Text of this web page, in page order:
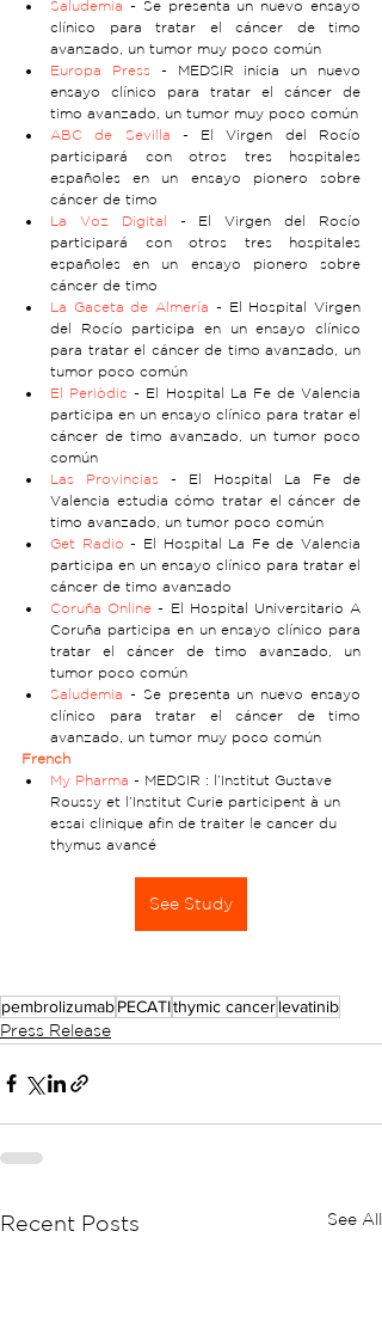
Saludemia - Se presenta un nuevo ensayo
clínico para tratar el cáncer de timo
avanzado, un tumor muy poco común
Europa Press - MEDSIR inicia un nuevo
ensayo clínico para tratar el cáncer de
timo avanzado, un tumor muy poco común
ABC de Sevilla - El Virgen del Rocío
participará con otros tres hospitales
españoles en un ensayo pionero sobre
cáncer de timo
La Voz Digital - El Virgen del Rocío
participará con otros tres hospitales
españoles en un ensayo pionero sobre
cáncer de timo
La Gaceta de Almería - El Hospital Virgen
del Rocío participa en un ensayo clínico
para tratar el cáncer de timo avanzado, un
tumor poco común
El Periòdic - El Hospital La Fe de Valencia
participa en un ensayo clínico para tratar el
cáncer de timo avanzado, un tumor poco
común
Las Provincias - El Hospital La Fe de
Valencia estudia cómo tratar el cáncer de
timo avanzado, un tumor poco común
Get Radio - El Hospital La Fe de Valencia
participa en un ensayo clínico para tratar el
cáncer de timo avanzado
Coruña Online - El Hospital Universitario A
Coruña participa en un ensayo clínico para
tratar el cáncer de timo avanzado, un
tumor poco común
Saludemia - Se presenta un nuevo ensayo
clínico para tratar el cáncer de timo
avanzado, un tumor muy poco común
French
My Pharma - MEDSIR : l’Institut Gustave
Roussy et l’Institut Curie participent à un
essai clinique afin de traiter le cancer du
thymus avancé
See Study
pembrolizumabPECATIthymic cancerlevatinib
Press Release
Recent Posts See All